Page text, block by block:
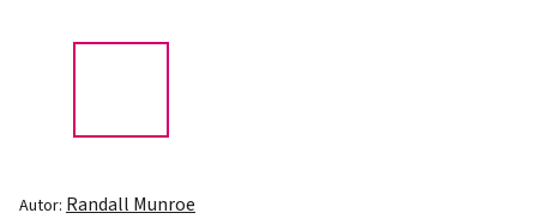
Autor: Randall Munroe